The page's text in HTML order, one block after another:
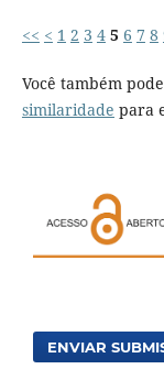
<< < 1 2 3 4 5 6 7 8
Você também pode
similaridade para
ENVIAR